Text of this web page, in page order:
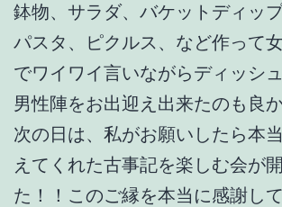
鉢物、サラダ、バケットディップ
パスタ、ピクルス、など作って
でワイワイ言いながらディッシ
男性陣をお出迎え出来たのも良
次の日は、私がお願いしたら本
えてくれた古事記を楽しむ会が
た！！このご縁を本当に感謝し